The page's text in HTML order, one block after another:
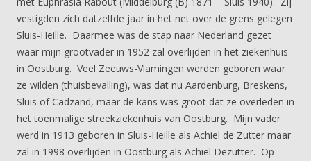
vestigden zich datzelfde jaar in het net over de grens gelegen
Sluis-Heille. Daarmee was de stap naar Nederland gezet
waar mijn grootvader in 1952 zal overlijden in het ziekenhuis
in Oostburg. Veel Zeeuws-Vlamingen werden geboren waar
ze wilden (thuisbevalling), was dat nu Aardenburg, Breskens,
Sluis of Cadzand, maar de kans was groot dat ze overleden in
het toenmalige streekziekenhuis van Oostburg. Mijn vader
werd in 1913 geboren in Sluis-Heille als Achiel de Zutter maar
zal in 1998 overlijden in Oostburg als Achiel Dezutter. Op